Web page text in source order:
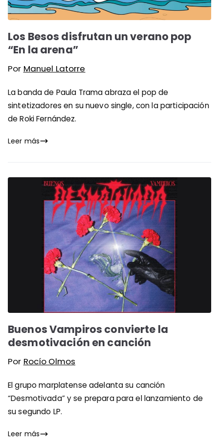
Los Besos disfrutan un verano pop
“En la arena”
Por Manuel Latorre
La banda de Paula Trama abraza el pop de
sintetizadores en su nuevo single, con la participación
de Roki Fernández.
Leer más
Buenos Vampiros convierte la
desmotivación en canción
Por Rocío Olmos
El grupo marplatense adelanta su canción
“Desmotivada” y se prepara para el lanzamiento de
su segundo LP.
Leer más